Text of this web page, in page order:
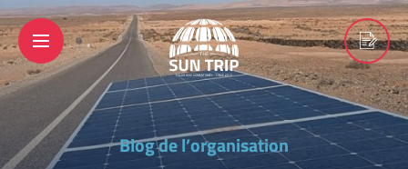
Blog de l’organisation